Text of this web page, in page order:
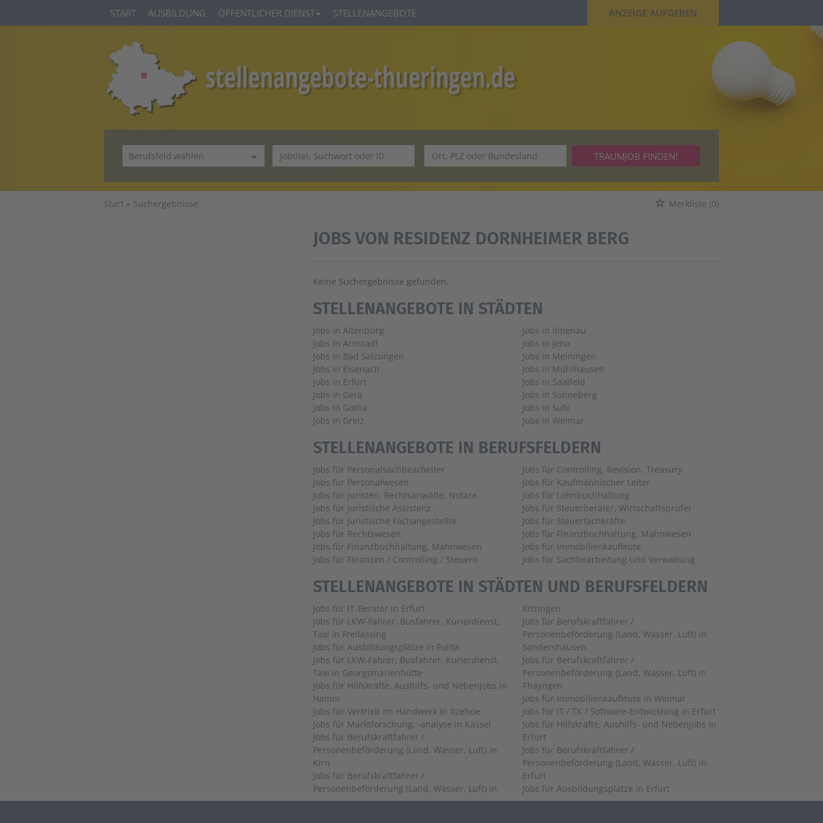
START AUSBILDUNG ÖFFENTLICHER DIENST STELLENANGEBOTE ANZEIGE AUFGEBEN
TRAUMJOB FINDEN!
Start Suchergebnisse Merkliste (0)
JOBS VON RESIDENZ DORNHEIMER BERG
Keine Suchergebnisse gefunden.
STELLENANGEBOTE IN STÄDTEN
Jobs in Altenburg
Jobs in Arnstadt
Jobs in Bad Salzungen
Jobs in Eisenach
Jobs in Erfurt
Jobs in Gera
Jobs in Gotha
Jobs in Greiz
Jobs in Ilmenau
Jobs in Jena
Jobs in Meiningen
Jobs in Mühlhausen
Jobs in Saalfeld
Jobs in Sonneberg
Jobs in Suhl
Jobs in Weimar
STELLENANGEBOTE IN BERUFSFELDERN
Jobs für Personalsachbearbeiter
Jobs für Personalwesen
Jobs für Juristen, Rechtsanwälte, Notare
Jobs für Juristische Assistenz
Jobs für Juristische Fachangestellte
Jobs für Rechtswesen
Jobs für Finanzbuchhaltung, Mahnwesen
Jobs für Finanzen / Controlling / Steuern
Jobs für Controlling, Revision, Treasury
Jobs für Kaufmännischer Leiter
Jobs für Lohnbuchhaltung
Jobs für Steuerberater, Wirtschaftsprüfer
Jobs für Steuerfachkräfte
Jobs für Finanzbuchhaltung, Mahnwesen
Jobs für Immobilienkaufleute
Jobs für Sachbearbeitung und Verwaltung
STELLENANGEBOTE IN STÄDTEN UND BERUFSFELDERN
Jobs für IT-Berater in Erfurt
Jobs für LKW-Fahrer, Busfahrer, Kurierdienst,
Taxi in Freilassing
Jobs für Ausbildungsplätze in Fulda
Jobs für LKW-Fahrer, Busfahrer, Kurierdienst,
Taxi in Georgsmarienhütte
Jobs für Hilfskräfte, Aushilfs- und Nebenjobs in
Hamm
Jobs für Vertrieb im Handwerk in Itzehoe
Jobs für Marktforschung, -analyse in Kassel
Jobs für Berufskraftfahrer /
Personenbeförderung (Land, Wasser, Luft) in
Kirn
Jobs für Berufskraftfahrer /
Personenbeförderung (Land, Wasser, Luft) in
Kitzingen
Jobs für Berufskraftfahrer /
Personenbeförderung (Land, Wasser, Luft) in
Sondershausen
Jobs für Berufskraftfahrer /
Personenbeförderung (Land, Wasser, Luft) in
Thayngen
Jobs für Immobilienkaufleute in Weimar
Jobs für IT / TK / Software-Entwicklung in Erfurt
Jobs für Hilfskräfte, Aushilfs- und Nebenjobs in
Erfurt
Jobs für Berufskraftfahrer /
Personenbeförderung (Land, Wasser, Luft) in
Erfurt
Jobs für Ausbildungsplätze in Erfurt